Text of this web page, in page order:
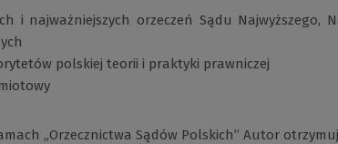
i najważniejszych orzeczeń Sądu Najwyższego,
polskiej teorii i praktyki prawniczej
„Orzecznictwa Sądów Polskich” Autor